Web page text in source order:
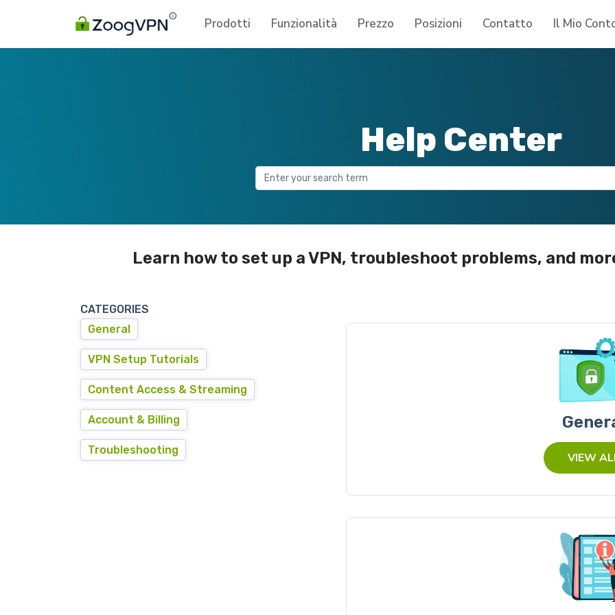
Prodotti Funzionalità Prezzo Posizioni Contatto Il Mio
Help Center
Learn how to set up a VPN, troubleshoot problems, and
VIEW
CATEGORIES
General
VPN Setup Tutorials
Content Access & Streaming
Account & Billing
Troubleshooting